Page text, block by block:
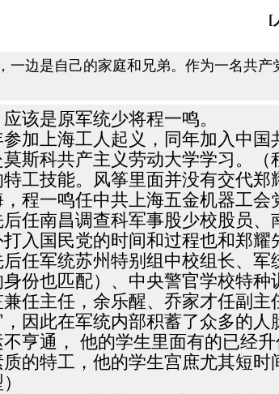
[
一边是自己的家庭和兄弟。作为一名共
该是原军统少将程一鸣。
加上海工人起义，同年加入中
莫斯科共产主义劳动大学学习。
工技能。风筝里面并没有交代
，程一鸣任中共上海五金机器工
任南昌调查科军事股少校股员
入国民党的时间和过程也和郑耀
任军统苏州特别组中校组长、
份也匹配）、中央警官学校特
任主任，余乐醒、乔家才任副
因此在军统内部积蓄了众多的
亨通， 他的学生里面有的已经
的特工，他的学生宫庶尤其短